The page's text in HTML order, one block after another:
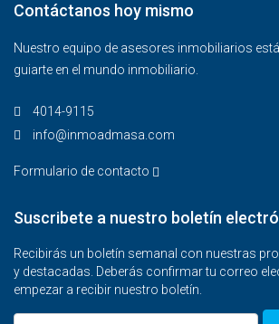
Contáctanos hoy mismo
Nuestro equipo de asesores inmobiliarios
guiarte en el mundo inmobiliario.
4014-9115‬
info@inmoadmasa.com
Formulario de contacto
Suscribete a nuestro boletín
Recibirás un boletín semanal con nuestras
y destacadas. Deberás confirmar tu correo
empezar a recibir nuestro boletín.